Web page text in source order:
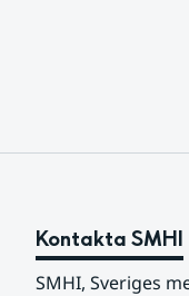
Kontakta SMHI
SMHI, Sveriges